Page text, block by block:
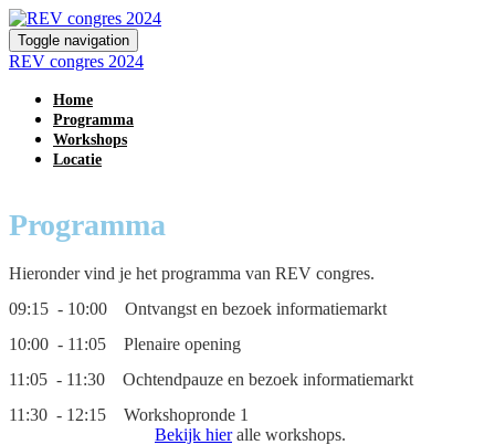
Toggle navigation
REV congres 2024
Home
Programma
Workshops
Locatie
Programma
Hieronder vind je het programma van REV congres.
09:15 - 10:00 Ontvangst en bezoek informatiemarkt
10:00 - 11:05 Plenaire opening
11:05 - 11:30 Ochtendpauze en bezoek informatiemarkt
11:30 - 12:15 Workshopronde 1
Bekijk hieralle workshops.